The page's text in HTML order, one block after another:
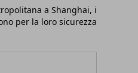
a Shanghai, i
per la loro sicurezza